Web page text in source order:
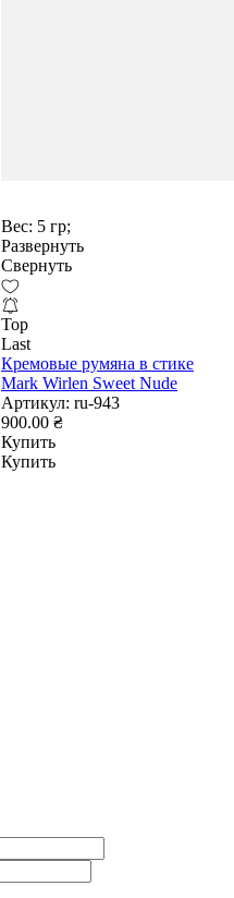
Вес: 5 гр;
Развернуть
Свернуть
Top
Last
Кремовые румяна в стике
Mark Wirlen Sweet Nude
Артикул: ru-943
900.00 ₴
Купить
Купить